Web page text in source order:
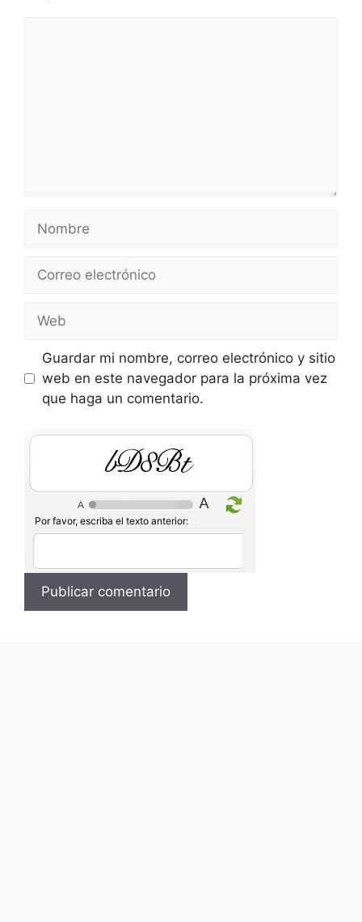
electrónico
Guardar mi nombre, correo electrónico y sitio
web en este navegador para la próxima vez
que haga un comentario.
ZkrB1
Por favor, escriba el texto anterior: